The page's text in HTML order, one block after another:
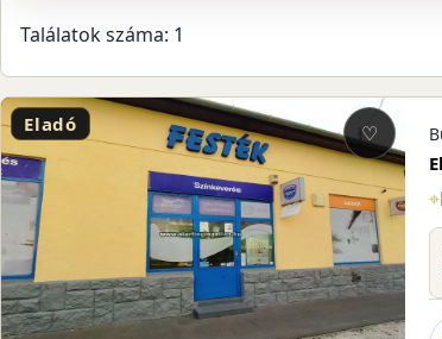
Találatok száma: 1
Eladó ♡
⌖